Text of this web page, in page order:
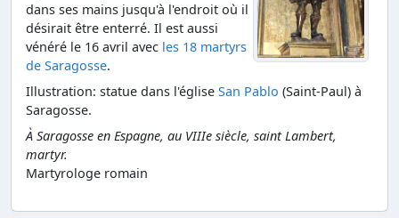
dans ses mains jusqu'à l'endroit où il
désirait être enterré. Il est aussi
vénéré le 16 avril avec les 18 martyrs
de Saragosse.
Illustration: statue dans l'église San Pablo (Saint-Paul) à
Saragosse.
À Saragosse en Espagne, au VIIIe siècle, saint Lambert,
martyr.
Martyrologe romain